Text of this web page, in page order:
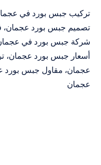
تركيب جبس بورد في
تصميم جبس بورد
شركة جبس بورد في
أسعار جبس بورد
عجمان، مقاول جبس بورد
عجمان